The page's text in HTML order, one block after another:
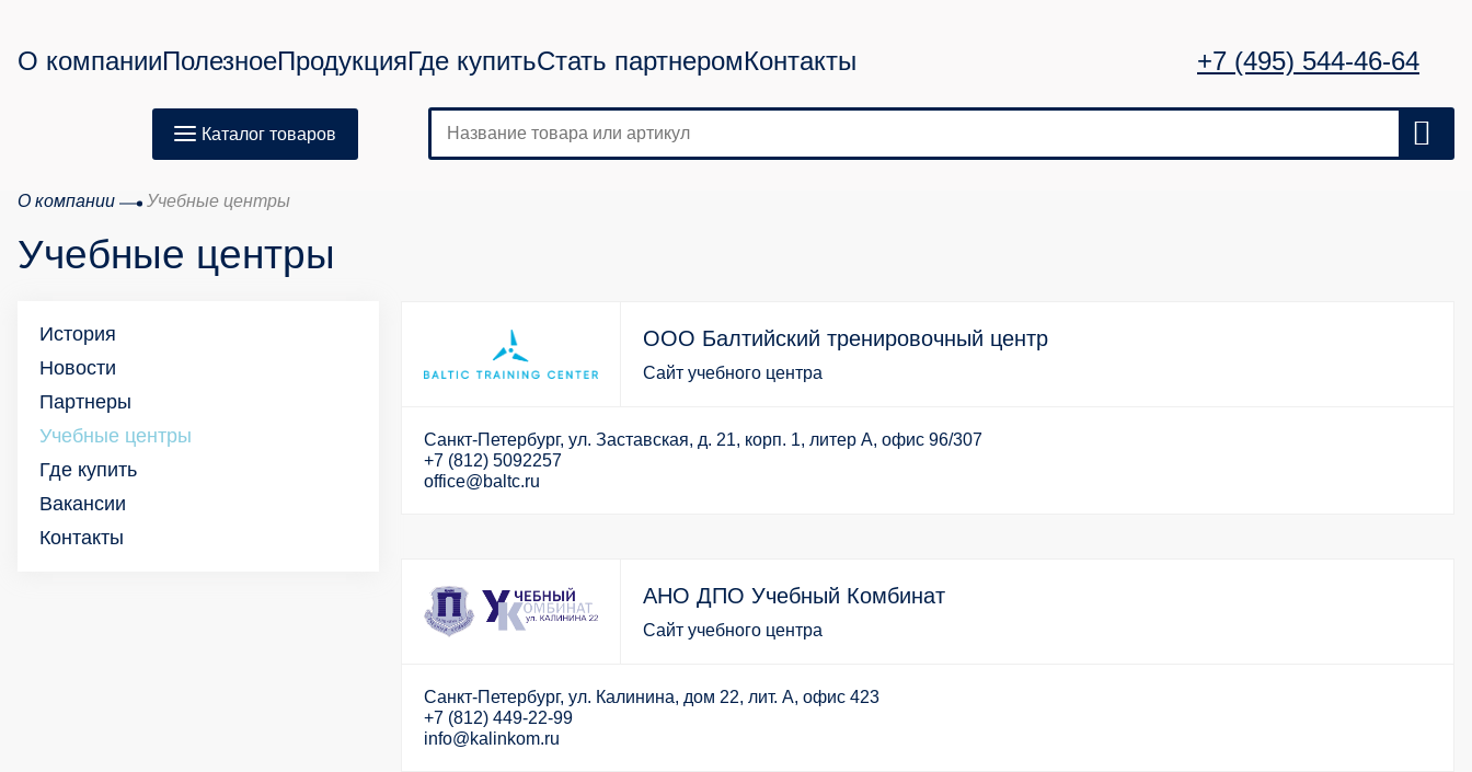
О компанииПолезноеПродукцияГде купитьСтать партнеромКонтакты +7 (495) 544-46-64
Каталог товаров
О компании Учебные центры
Учебные центры
История
Новости
Партнеры
Учебные центры
Где купить
Вакансии
Контакты
ООО Балтийский тренировочный центр
Сайт учебного центра
Санкт-Петербург, ул. Заставская, д. 21, корп. 1, литер А, офис 96/307
+7 (812) 5092257
office@baltc.ru
АНО ДПО Учебный Комбинат
Сайт учебного центра
Санкт-Петербург, ул. Калинина, дом 22, лит. А, офис 423
+7 (812) 449-22-99
info@kalinkom.ru